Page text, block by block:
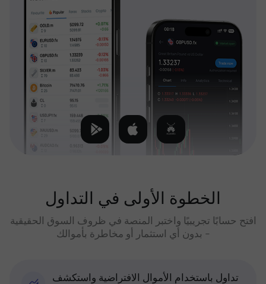
الخطوة الأولى في التداول
افتح حسابًا تجريبيًا واختبر المنصة في ظروف السوق الحقيقية
- بدون أي استثمار أو مخاطرة بأموالك
تداول باستخدام الأموال الافتراضية واستكشف